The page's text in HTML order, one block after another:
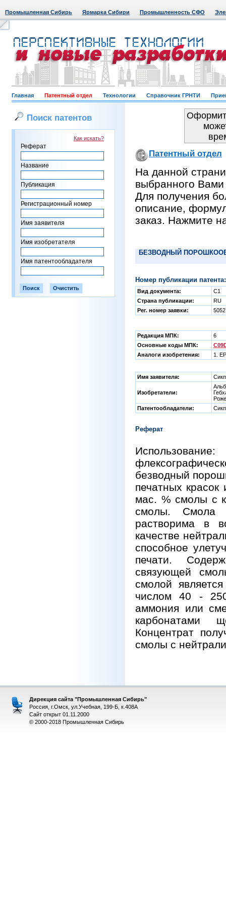
Промышленная Сибирь Ярмарка Сибири Промышленность СФО
Главная Патентный отдел Технологии Справочник ГРНТИ
Поиск патентов
Как искать?
Реферат
Название
Публикация
Регистрационный номер
Имя заявителя
Имя изобретателя
Имя патентообладателя
Патентный отдел
На данной
выбранного Вами
Для получения
описание,
заказ. Нажмите
БЕЗВОДНЫЙ
Номер публикации
Вид документа:
C1
Страна публикации:
RU
Рег. номер заявки:
Редакция МПК:
6
Основные коды МПК:
Аналоги изобретения:
1.
Имя заявителя:
Изобретатели:
Патентообладатели:
Реферат
безводный
печатных
мас. % смолы с
смолы. Смола
растворима в
качестве
способное
печати.
связующей
смолой
числом 40 -
аммония или
карбонатами
Концентрат
смолы с
Дирекция сайта "Промышленная Сибирь"
Россия, г.Омск, ул.Учебная, 199-Б, к.408А
Сайт открыт 01.11.2000
© 2000-2018 Промышленная Сибирь